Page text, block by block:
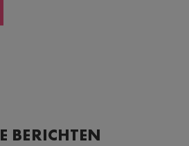
BERICHTEN